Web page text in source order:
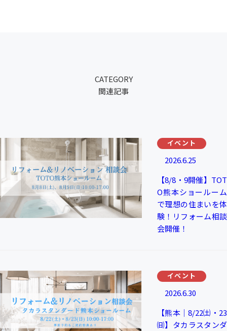
CATEGORY
関連記事
イベント
2026.6.25
【8/8・9開催】TOT
O熊本ショールーム
で理想の住まいを体
験！リフォーム相談
会開催！
イベント
2026.6.30
【熊本｜8/22㈯・23
㈰】タカラスタンダ